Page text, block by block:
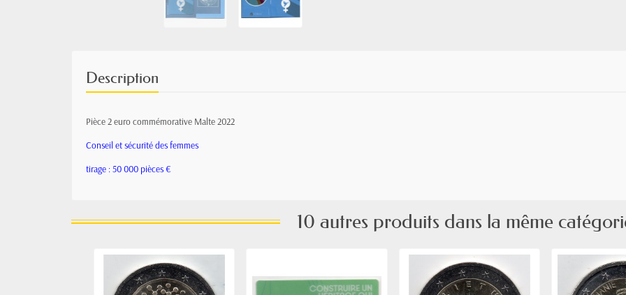
Description
Pièce 2 euro commémorative Malte 2022
Conseil et sécurité des femmes
tirage : 50 000 pièces €
10 autres produits dans la même